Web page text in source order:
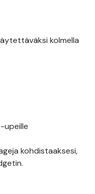
kolmella
kohdistaaksesi,